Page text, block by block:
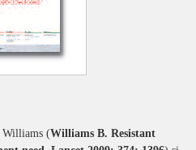
Williams (Williams B. Resistant